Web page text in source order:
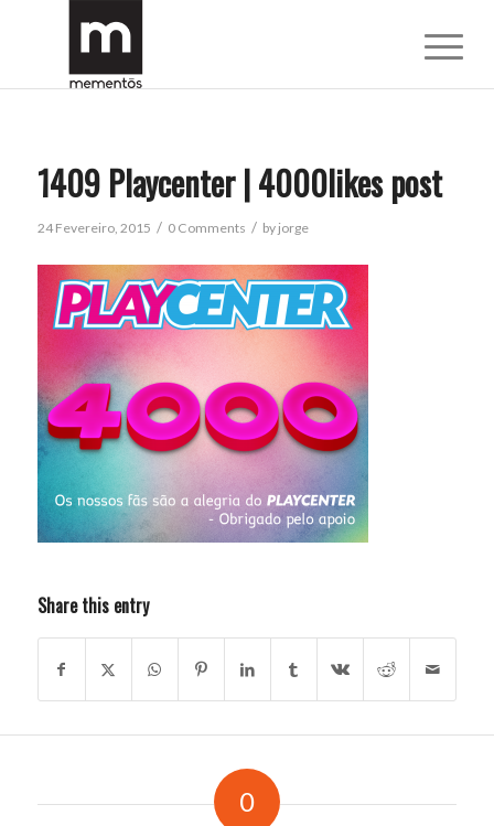
1409 Playcenter | 4000likes post
24 Fevereiro, 2015 / 0 Comments / by jorge
Share this entry
0